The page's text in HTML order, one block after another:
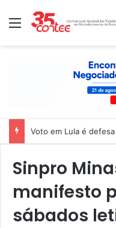
Menu
Voto em Lula é
Sinpro
manifesto
sábados